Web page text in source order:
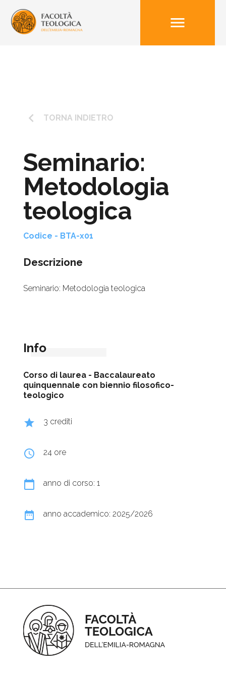
menu
keyboard_arrow_left TORNA INDIETRO
Seminario:
Metodologia
teologica
Codice - BTA-x01
Descrizione
Seminario: Metodologia teologica
Info
Corso di laurea - Baccalaureato
quinquennale con biennio filosofico-
teologico
grade 3 crediti
query_builder 24 ore
calendar_today anno di corso: 1
date_range anno accademico: 2025/2026